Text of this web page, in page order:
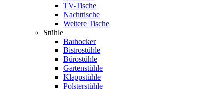
TV-Tische
Nachttische
Weitere Tische
Stühle
Barhocker
Bistrostühle
Bürostühle
Gartenstühle
Klappstühle
Polsterstühle